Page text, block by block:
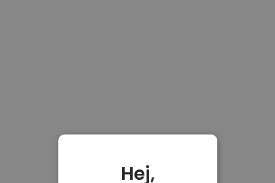
Hej,